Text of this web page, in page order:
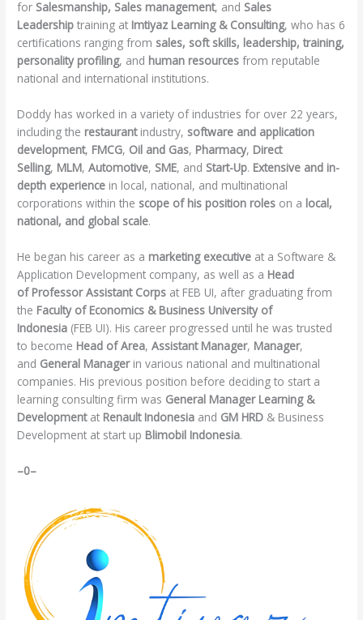
for Salesmanship, Sales management, and Sales
Leadershiptraining at Imtiyaz Learning &Consulting, who has 6
certifications ranging from sales, soft skills, leadership, training,
personality profiling, and human resourcesfrom reputable
national and international institutions.
Doddy has worked in a variety of industries for over 22 years,
including the restaurant industry, software and application
development, FMCG, Oil and Gas, Pharmacy, Direct
Selling, MLM,Automotive, SME, and Start-Up. Extensive and in-
depth experience in local, national, and multinational
corporations within the scope of his position roles on a local,
national, and global scale.
He began his career as a marketing executive at a Software &
Application Development company, as well as a Head
of Professor Assistant Corps at FEB UI, after graduating from
the Faculty of Economics & Business University of
Indonesia (FEB UI). His career progressed until he was trusted
to become Head of Area,Assistant Manager, Manager,
and General Manager in various national and multinational
companies. His previous position before deciding to start a
learning consulting firm was General Manager Learning &
Development at Renault Indonesia and GM HRD & Business
Development at start up Blimobil Indonesia.
–0–